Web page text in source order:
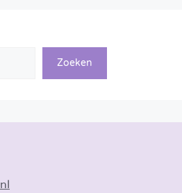
Zoeken